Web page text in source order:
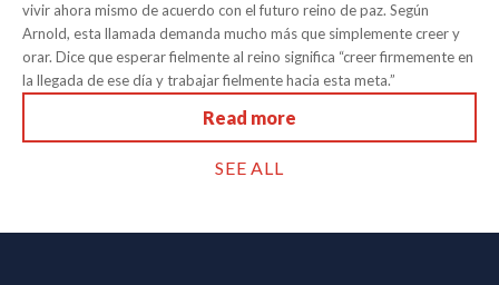
vivir ahora mismo de acuerdo con el futuro reino de paz. Según
Arnold, esta llamada demanda mucho más que simplemente creer y
orar. Dice que esperar fielmente al reino significa “creer firmemente en
la llegada de ese día y trabajar fielmente hacia esta meta.”
Read more
SEE ALL